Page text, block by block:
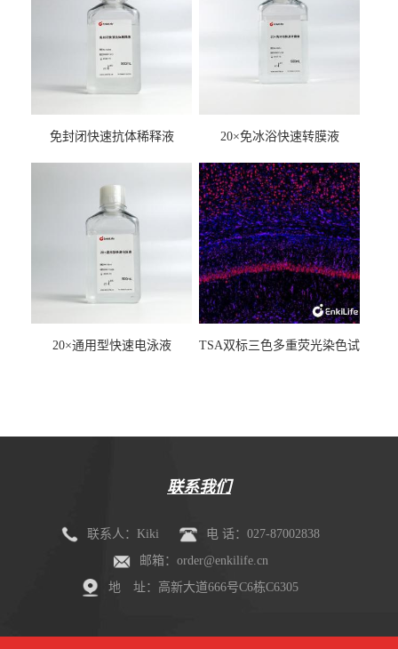
免封闭快速抗体稀释液 20×免冰浴快速转膜液
20×通用型快速电泳液
TSA双标三色多重荧光染色试
联系我们
联系人：Kiki
电 话：027-87002838
邮箱：order@enkilife.cn
地 址：高新大道666号C6栋C6305